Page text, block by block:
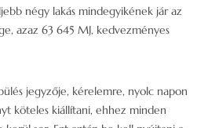
négy lakás mindegyikének jár az
azaz 63 645 MJ, kedvezményes
jegyzője, kérelemre, nyolc napon
köteles kiállítani, ehhez minden